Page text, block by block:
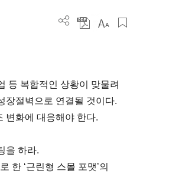
등 복합적인 상황이 맞물려
장절벽으로 연결될 것이다.
변화에 대응해야 한다.
을 하라.
한 ‘근린형 스몰 포맷’의